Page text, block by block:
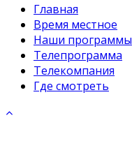
Главная
Время местное
Наши программы
Телепрограмма
Телекомпания
Где смотреть